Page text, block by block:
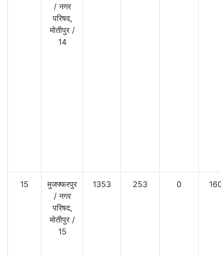
/नगर
परिषद,
मोतीपुर /
14
15
मुजफ्फरपुर
/नगर
परिषद,
मोतीपुर /
15
1353 253 0